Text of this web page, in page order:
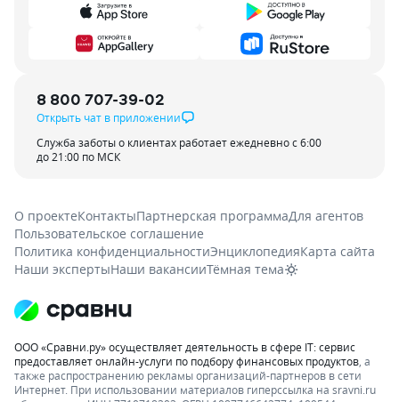
8 800 707-39-02
Открыть чат в приложении
Служба заботы о клиентах работает ежедневно с 6:00
до 21:00 по МСК
О проектеКонтактыПартнерская программаДля агентов
Пользовательское соглашение
Политика конфиденциальностиЭнциклопедияКарта сайта
Наши экспертыНаши вакансииТёмная тема
ООО «Сравни.ру» осуществляет деятельность в сфере IT: сервис
предоставляет онлайн-услуги по подбору финансовых продуктов , а
также распространению рекламы организаций-партнеров в сети
Интернет. При использовании материалов гиперссылка на sravni.ru